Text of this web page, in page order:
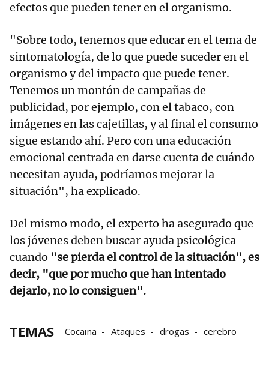
efectos que pueden tener en el organismo.
"Sobre todo, tenemos que educar en el tema de
sintomatología, de lo que puede suceder en el
organismo y del impacto que puede tener.
Tenemos un montón de campañas de
publicidad, por ejemplo, con el tabaco, con
imágenes en las cajetillas, y al final el consumo
sigue estando ahí. Pero con una educación
emocional centrada en darse cuenta de cuándo
necesitan ayuda, podríamos mejorar la
situación", ha explicado.
Del mismo modo, el experto ha asegurado que
los jóvenes deben buscar ayuda psicológica
cuando "se pierda el control de la situación", es
decir, "que por mucho que han intentado
dejarlo, no lo consiguen".
TEMAS Cocaïna Ataques drogas cerebro